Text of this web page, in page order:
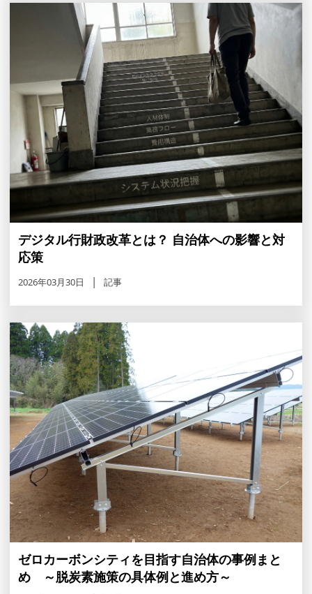
デジタル行財政改革とは？ 自治体への影響と対
応策
2026年03月30日 記事
ゼロカーボンシティを目指す自治体の事例まと
め ～脱炭素施策の具体例と進め方～